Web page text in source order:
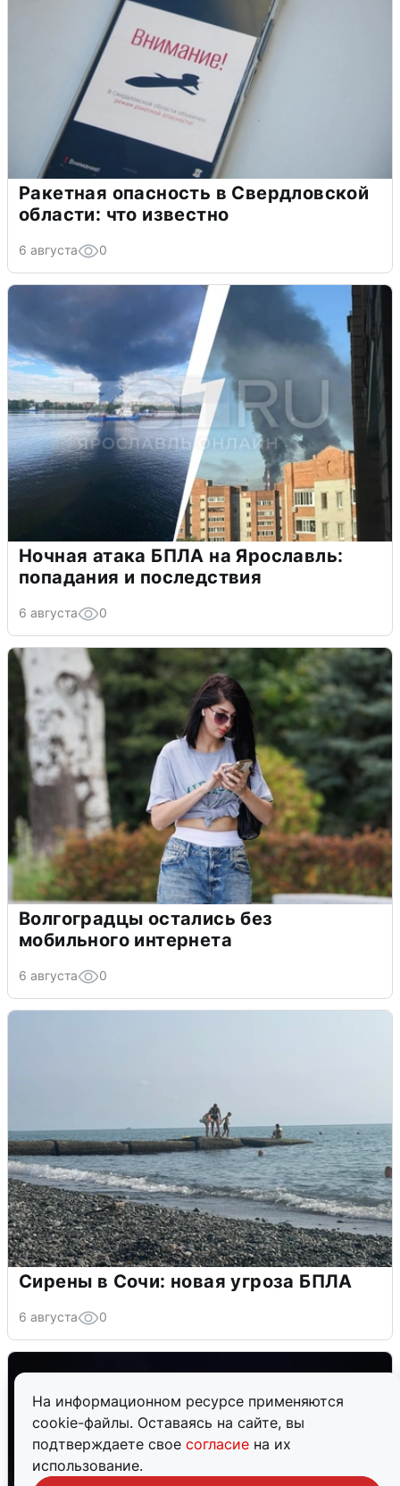
На информационном ресурсе применяются
cookie-файлы. Оставаясь на сайте, вы
подтверждаете свое согласие на их
использование.
Ракетная опасность в Свердловской
области: что известно
6 августа 0
Ночная атака БПЛА на Ярославль:
попадания и последствия
6 августа 0
Волгоградцы остались без
мобильного интернета
6 августа 0
Сирены в Сочи: новая угроза БПЛА
6 августа 0